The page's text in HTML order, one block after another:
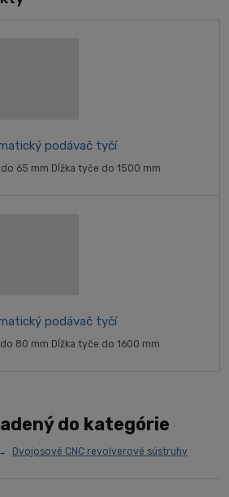
podávač tyčí
65 mm Dĺžka tyče do 1500 mm
podávač tyčí
80 mm Dĺžka tyče do 1600 mm
do kategórie
Dvojosové CNC revolverové sústruhy